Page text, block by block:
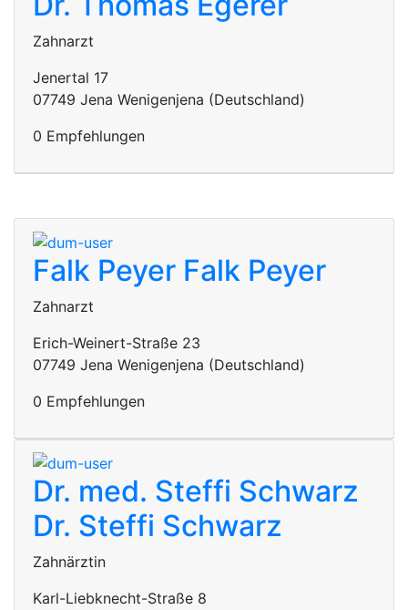
Zahnarzt
Jenertal 17
07749 Jena Wenigenjena (Deutschland)
0 Empfehlungen
Falk Peyer Falk Peyer
Zahnarzt
Erich-Weinert-Straße 23
07749 Jena Wenigenjena (Deutschland)
0 Empfehlungen
Dr. med. Steffi Schwarz
Dr. Steffi Schwarz
Zahnärztin
Karl-Liebknecht-Straße 8